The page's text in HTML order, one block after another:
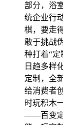
部分，浴
统企业行
棋，要走
敢于挑战
种打着“定
日趋多样
定制，全
给消费者
时玩积木
――百变定